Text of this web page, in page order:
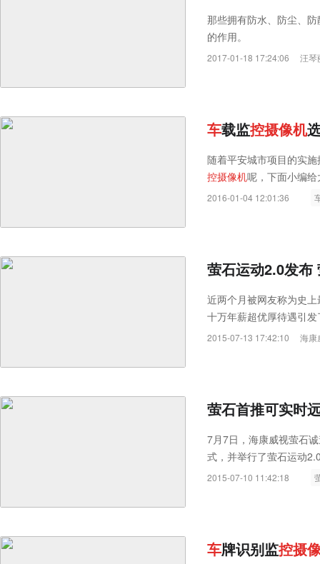
那些拥有防水、防尘、
的作用。
2017-01-18 17:24:06 汪琴
车载监控摄像机
随着平安城市项目的实
控摄像机呢，下面小编
2016-01-04 12:01:36
萤石运动2.0发布
近两个月被网友称为史
十万年薪超优厚待遇引
2015-07-13 17:42:10 海康
萤石首推可实时
7月7日，海康威视萤石
式，并举行了萤石运动
2015-07-10 11:42:18
车牌识别监控摄